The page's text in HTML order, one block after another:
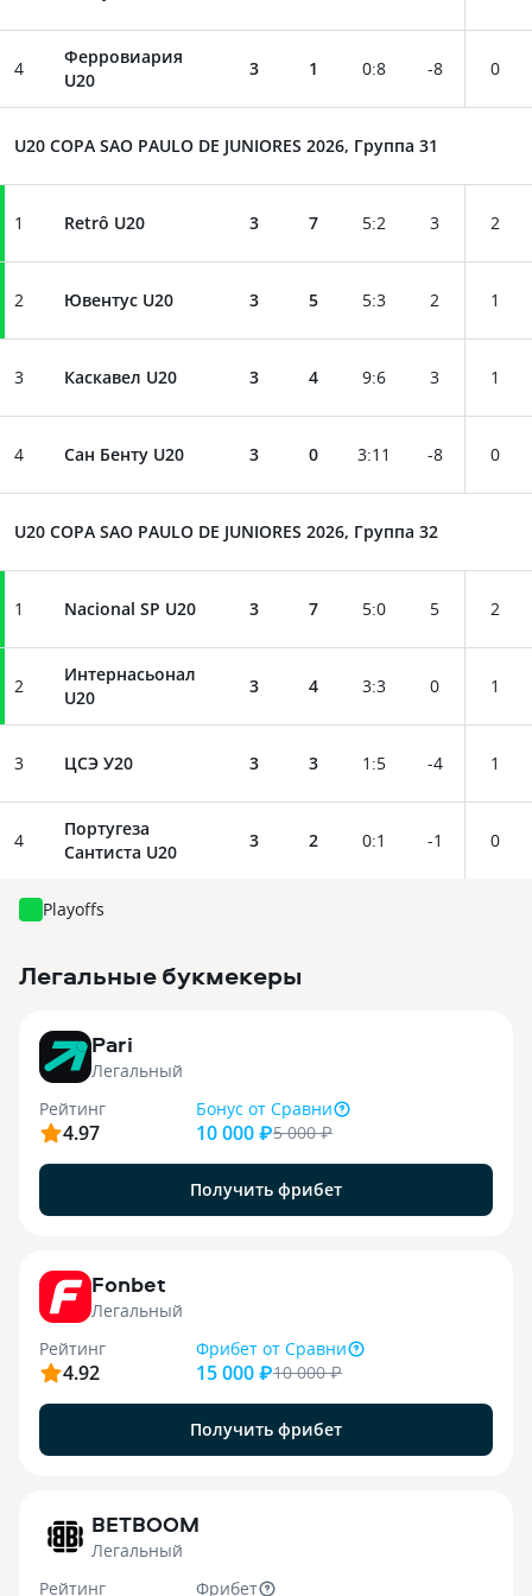
4
Ферровиария
U20
3 1 0:8 -8 0
U20 COPA SAO PAULO DE JUNIORES 2026, Группа 31
1 Retrô U20 3 7 5:2 3 2
2 Ювентус U20 3 5 5:3 2 1
3 Каскавел U20 3 4 9:6 3 1
4 Сан Бенту U20 3 0 3:11 -8 0
U20 COPA SAO PAULO DE JUNIORES 2026, Группа 32
1 Nacional SP U20 3 7 5:0 5 2
2
Интернасьонал
U20
3 4 3:3 0 1
3 ЦСЭ У20 3 3 1 :5 -4 1
4
Португеза
Сантиста U20
3 2 0:1 -1 0
Playoffs
Легальные букмекеры
Pari
Легальный
Рейтинг
4.97
Бонус от Сравни
10 000 ₽5 000₽
Получить фрибет
Fonbet
Легальный
Рейтинг
4.92
Фрибет от Сравни
15 000 ₽10 000₽
Получить фрибет
BETBOOM
Легальный
Рейтинг
Фрибет